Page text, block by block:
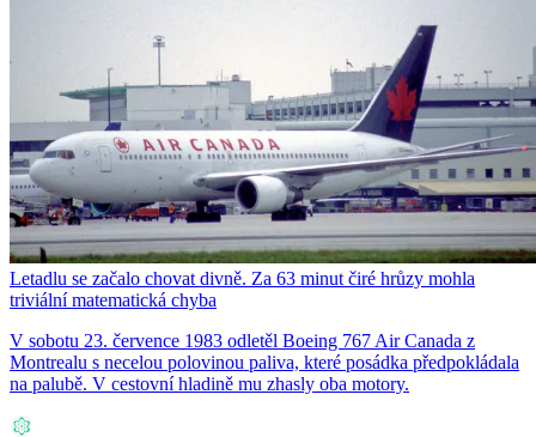
Letadlu se začalo chovat divně. Za 63 minut čiré hrůzy mohla
triviální matematická chyba
V sobotu 23. července 1983 odletěl Boeing 767 Air Canada z
Montrealu s necelou polovinou paliva, které posádka předpokládala
na palubě. V cestovní hladině mu zhasly oba motory.